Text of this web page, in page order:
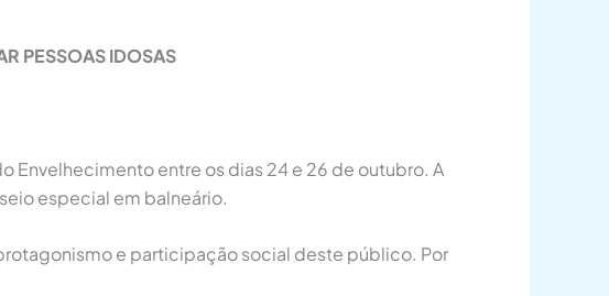
PESSOAS IDOSAS
Envelhecimento entre os dias 24 e 26 de outubro. A
especial em balneário.
e participação social deste público. Por